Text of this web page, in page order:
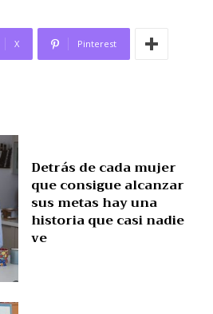
X Pinterest
Detrás de cada mujer
que consigue alcanzar
sus metas hay una
historia que casi nadie
ve